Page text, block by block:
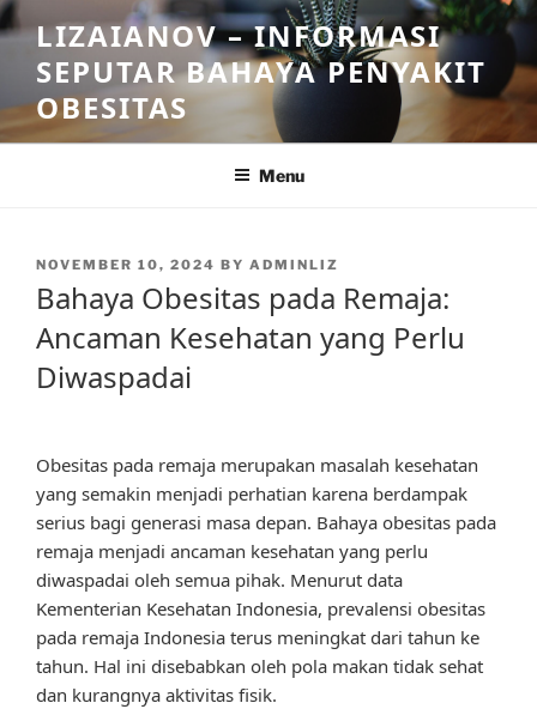
Skip
to
content
LIZAIANOV – INFORMASI
SEPUTAR BAHAYA PENYAKIT
OBESITAS
Menu
POSTED
NOVEMBER 10, 2024 BY ADMINLIZ
Bahaya Obesitas pada Remaja:
Ancaman Kesehatan yang Perlu
Diwaspadai
Obesitas pada remaja merupakan masalah kesehatan
yang semakin menjadi perhatian karena berdampak
serius bagi generasi masa depan. Bahaya obesitas pada
remaja menjadi ancaman kesehatan yang perlu
diwaspadai oleh semua pihak. Menurut data
Kementerian Kesehatan Indonesia, prevalensi obesitas
pada remaja Indonesia terus meningkat dari tahun ke
tahun. Hal ini disebabkan oleh pola makan tidak sehat
dan kurangnya aktivitas fisik.